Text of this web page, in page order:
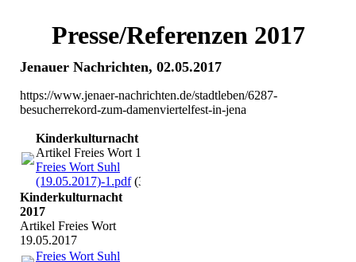
Presse/Referenzen 2017
Jenauer Nachrichten, 02.05.2017
https://www.jenaer-nachrichten.de/stadtleben/6287-
besucherrekord-zum-damenviertelfest-in-jena
Kinderkulturnacht 2017
Artikel Freies Wort 19.05.2017
Freies Wort Suhl
(19.05.2017)-1.pdf(301.28KB)
Kinderkulturnacht
2017
Artikel Freies Wort
19.05.2017
Freies Wort Suhl